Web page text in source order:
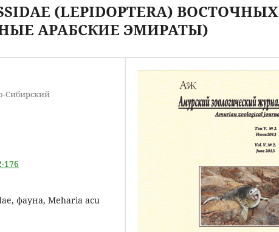
(LEPIDOPTERA) ВОСТОЧНЫХ
АРАБСКИЕ ЭМИРАТЫ)
Сибирский
176
фауна, Meharia acu